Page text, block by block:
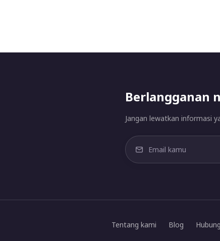
Berlangganan
Jangan lewatkan informasi
Tentang kami Blog